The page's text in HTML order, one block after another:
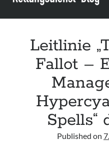
Leitlinie „Bauchschmerz bei
Leitlinie „Kopfschmerzen bei
Diagnostik“ der GPR
Leitlinie
Fallot –
Spells“
Published on